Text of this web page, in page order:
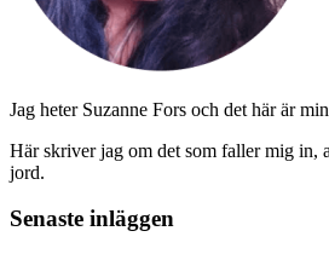
Jag heter Suzanne Fors och det här är
Här skriver jag om det som faller mig in,
jord.
Senaste inläggen